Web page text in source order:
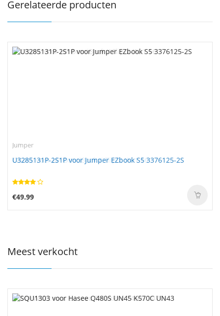
Gerelateerde producten
Jumper
U3285131P-2S1P voor Jumper EZbook S5 3376125-2S
€49.99
Meest verkocht